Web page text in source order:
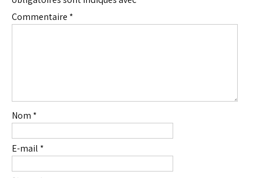
Commentaire *
Nom *
E-mail *